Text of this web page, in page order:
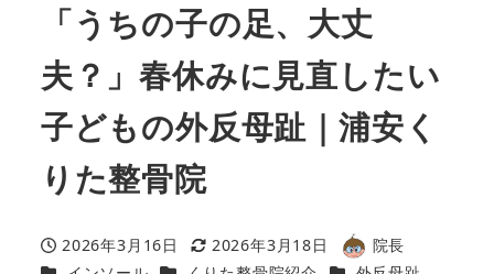
「うちの子の足、大丈
夫？」春休みに見直したい
子どもの外反母趾｜浦安く
りた整骨院
投稿日
2026年3月16日
更新日
2026年3月18日
著
院長